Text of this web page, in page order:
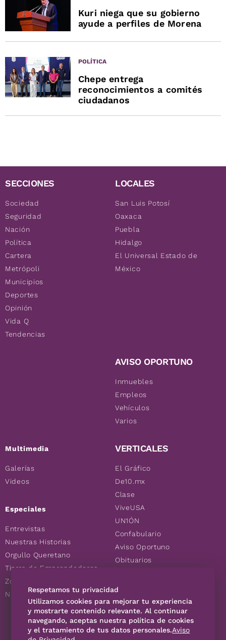
Kuri niega que su gobierno
ayude a perfiles de Morena
POLÍTICA
Chepe entrega
reconocimientos a comités
ciudadanos
SECCIONES
Sociedad
Seguridad
Nación
Política
Cartera
Metrópoli
Municipios
Deportes
Opinión
Vida Q
Tendencias
Multimedia
Galerías
Videos
Especiales
Entrevistas
Nuestras Historias
Orgullo Queretano
Tierra de Emprendedores
Zoociales
Nuevos Queretanos
LOCALES
San Luis Potosí
Oaxaca
Puebla
Hidalgo
El Universal Estado de
México
AVISO OPORTUNO
Inmuebles
Empleos
Vehículos
Varios
VERTICALES
El Gráfico
De10.mx
Clase
ViveUSA
UN1ÓN
Confabulario
Aviso Oportuno
Obituarios
Consultas
SÍGUENOS
Respetamos tu privacidad
Utilizamos cookies para mejorar tu experiencia
y mostrarte contenido relevante. Al continuar
navegando, aceptas nuestra política de cookies
y el tratamiento de tus datos personales.Aviso